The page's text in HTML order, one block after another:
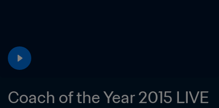
Coach of the Year 2015 LIVE